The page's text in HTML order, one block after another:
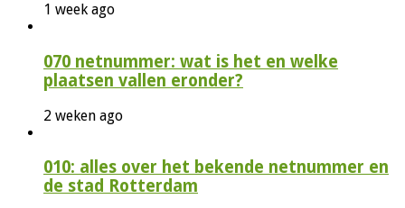
1 week ago
070 netnummer: wat is het en welke
plaatsen vallen eronder?
2 weken ago
010: alles over het bekende netnummer en
de stad Rotterdam